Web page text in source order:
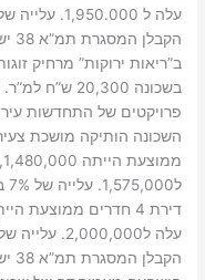
ב”ריאות ירוקות” מרחיק
בשכונה
פרויקטים של התחדשות